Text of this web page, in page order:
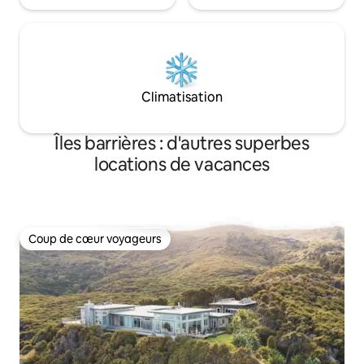
Climatisation
Îles barrières : d'autres superbes
locations de vacances
Coup de cœur voyageurs
Coup de cœur voyageurs